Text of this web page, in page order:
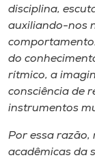
Selecione
o idioma
A+
A-
disciplina,
auxiliando-nos
do
rítmico, a
consciência de
instrumentos
Por essa razão,
acadêmicas da